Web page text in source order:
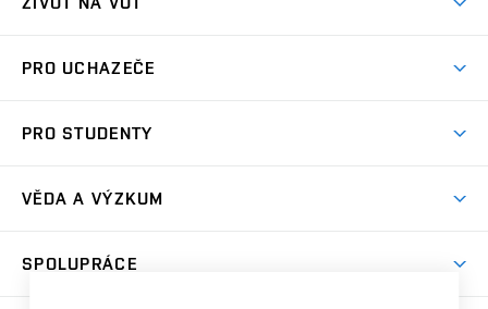
Koleje
Sport na VUT
PRO UCHAZEČE
Dny otevřených dveří
Celoživotní vzdělávání
PRO STUDENTY
Harmonogram akademického roku
Závěrečné práce
Zpracování osobních údajů studentů
Sociální bezpečí
Studium bez bariér
VĚDA A VÝZKUM
SPOLUPRÁCE